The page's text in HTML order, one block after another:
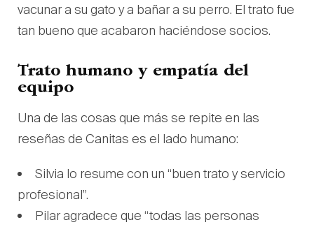
vacunar a su gato y a bañar a su perro. El trato fue
tan bueno que acabaron haciéndose socios.
Trato humano y empatía del
equipo
Una de las cosas que más se repite en las
reseñas de Canitas es el lado humano:
Silvia lo resume con un “buen trato y servicio
profesional”.
Pilar agradece que “todas las personas